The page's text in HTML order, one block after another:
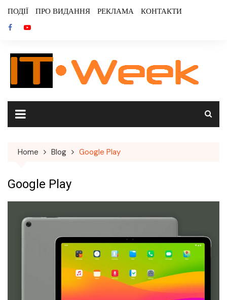
content
ПОДІЇ ПРО ВИДАННЯ РЕКЛАМА КОНТАКТИ
Home Blog Google Play
Google Play